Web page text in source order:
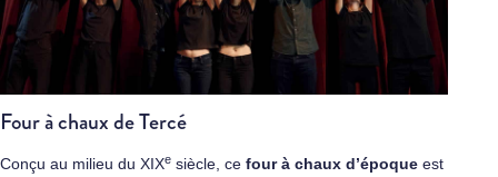
Four à chaux de Tercé
Conçu au milieu du XIXe siècle, ce four à chaux d’époque est